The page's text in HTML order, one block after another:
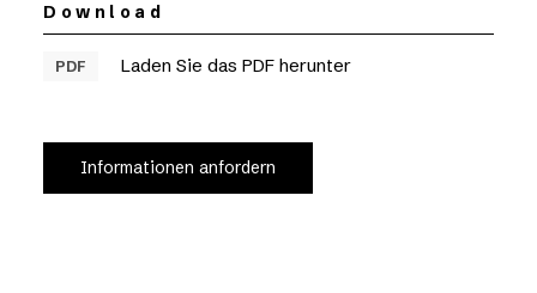
Download
PDF Laden Sie das PDF herunter
Informationen anfordern